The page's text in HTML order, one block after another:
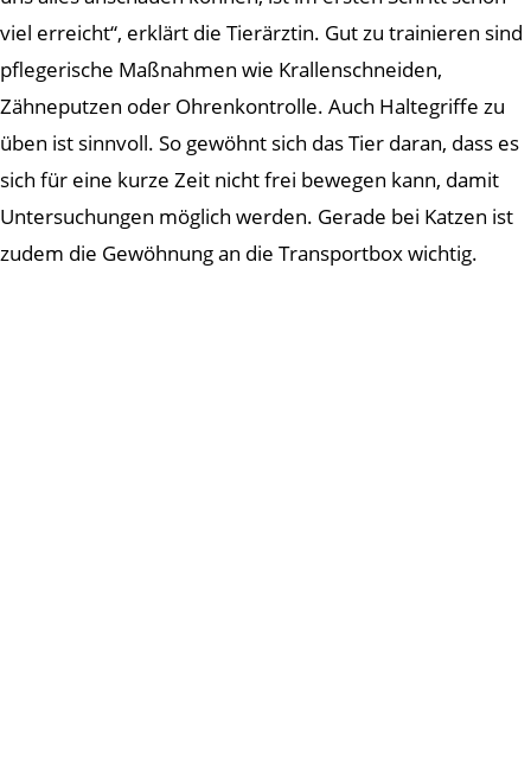
viel erreicht“, erklärt die Tierärztin. Gut zu trainieren sind
pflegerische Maßnahmen wie Krallenschneiden,
Zähneputzen oder Ohrenkontrolle. Auch Haltegriffe zu
üben ist sinnvoll. So gewöhnt sich das Tier daran, dass es
sich für eine kurze Zeit nicht frei bewegen kann, damit
Untersuchungen möglich werden. Gerade bei Katzen ist
zudem die Gewöhnung an die Transportbox wichtig.